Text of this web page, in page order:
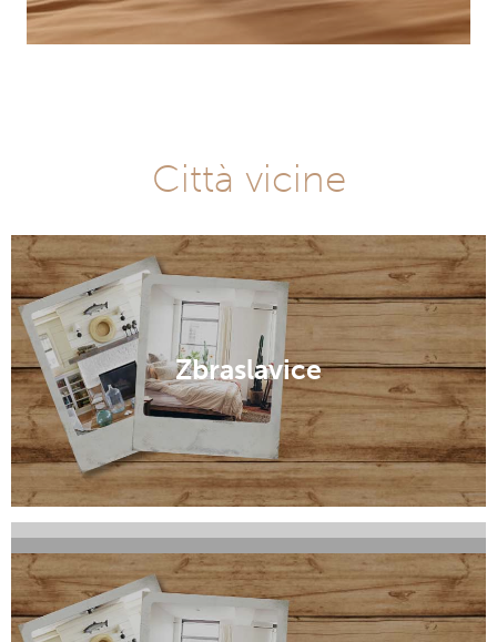
Città vicine
Zbraslavice
Mnichovo Hradiště
Český Brod